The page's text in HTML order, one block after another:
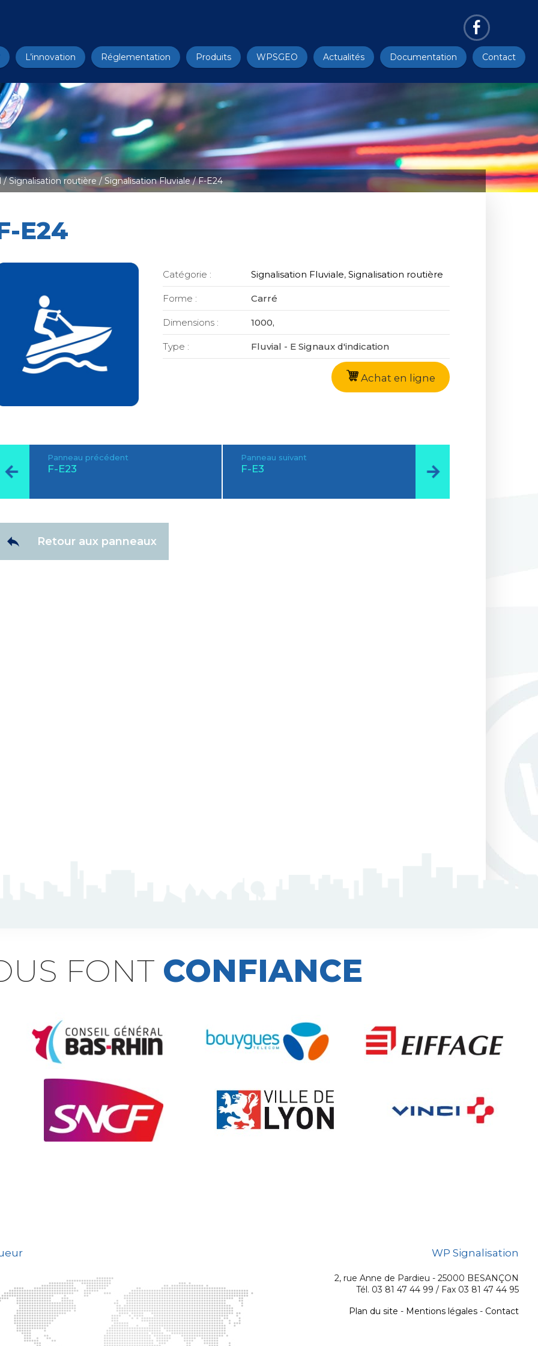
L’innovation Réglementation Produits WPSGEO Actualités Documentation Contact
/Signalisation routière / Signalisation Fluviale/ F-E24
E24
Catégorie : Signalisation Fluviale,Signalisation routière
Forme : Carré
Dimensions : 1000,
Type : Fluvial - E Signaux d'indication
Achat en ligne
Panneau précédent
F-E23
Panneau suivant
F-E3
Retour aux panneaux
FONT CONFIANCE
WP Signalisation
2, rue Anne de Pardieu - 25000 BESANÇON
Tél. 03 81 47 44 99 / Fax 03 81 47 44 95
Plan du site - Mentions légales - Contact